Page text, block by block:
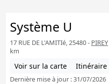
Système U
17 RUE DE L'AMITIé, 25480 - PIREY
km
Voir sur la carte Itinéraire
Dernière mise à jour : 31/07/2026